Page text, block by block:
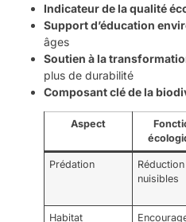
Indicateur de la qualité
Support d’éducation
âges
Soutien à la
plus de durabilité
Composant clé de la
Aspect
Prédation
nuisibles
Habitat